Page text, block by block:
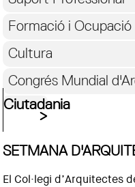
Formació i Ocupació
Cultura
Congrés Mundial
Ciutadania
SETMANA
El Col·legi d’Arquitectes